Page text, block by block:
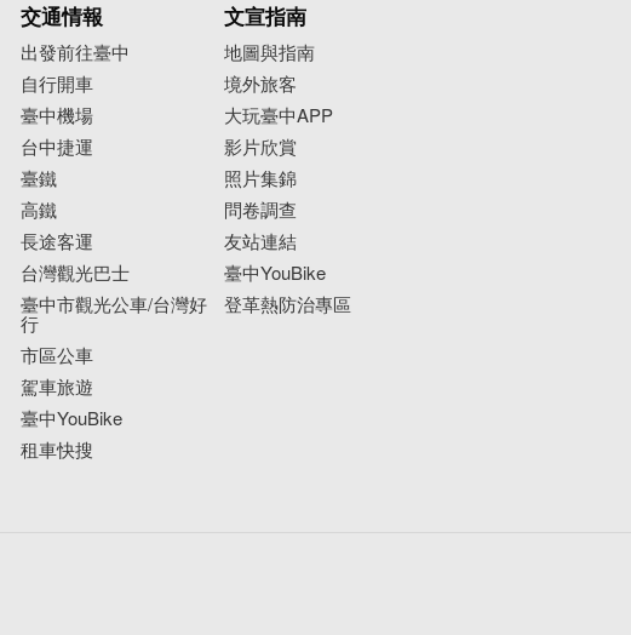
交通情報
出發前往臺中
自行開車
臺中機場
台中捷運
臺鐵
高鐵
長途客運
台灣觀光巴士
臺中市觀光公車/台灣好
行
市區公車
駕車旅遊
臺中YouBike
租車快搜
文宣指南
地圖與指南
境外旅客
大玩臺中APP
影片欣賞
照片集錦
問卷調查
友站連結
臺中YouBike
登革熱防治專區